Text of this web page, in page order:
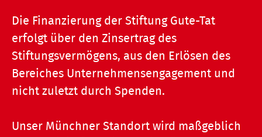
Die Finanzierung der Stiftung Gute-Tat
erfolgt über den Zinsertrag des
Stiftungsvermögens, aus den Erlösen des
Bereiches Unternehmensengagement und
nicht zuletzt durch Spenden.
Unser Münchner Standort wird maßgeblich